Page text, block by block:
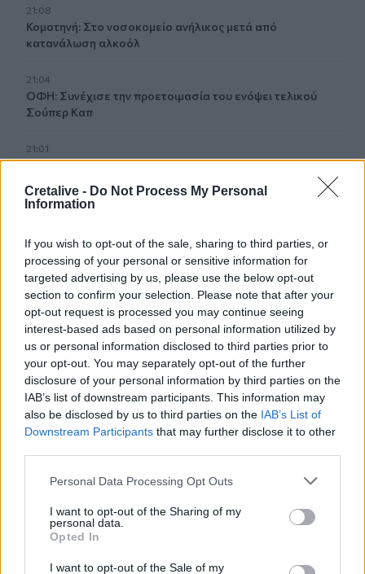
Cretalive - Do Not Process My Personal
Information
If you wish to opt-out of the sale, sharing to third parties, or
processing of your personal or sensitive information for
targeted advertising by us, please use the below opt-out
section to confirm your selection. Please note that after your
opt-out request is processed you may continue seeing
interest-based ads based on personal information utilized by
us or personal information disclosed to third parties prior to
your opt-out. You may separately opt-out of the further
disclosure of your personal information by third parties on the
IAB’s list of downstream participants. This information may
also be disclosed by us to third parties on the IAB’s List of
Downstream Participants that may further disclose it to other
Personal Data Processing Opt Outs
I want to opt-out of the Sharing of my
personal data.
Opted In
I want to opt-out of the Sale of my
21:08
Κομοτηνή: Στο νοσοκομείο ανήλικος μετά από
κατανάλωση αλκοόλ
21:04
ΟΦΗ: Συνέχισε την προετοιμασία του ενόψει τελικού
Σούπερ Καπ
21:01
Νεκρός ανασύρθηκε 43χρονος από τη θάλασσα ανάμεσα
(09/08) στην Κρήτη – Red Code για πυρκαγιές στο νησί
20:41
Το συγκινητικό αντίο της Μπαρτσελόνα στον πατέρα του
Μέσι
Ταϊλάνδη: Η στιγμή που ο 14χρονος ανοίγει πυρ και
σκορπάει τον θάνατο σε σχολείο - Σοκαριστικό βίντεο
20:20
Η Χαμάς δηλώνει εκ νέου έτοιμη να εφαρμόσει το σχέδιο
των ΗΠΑ για τη Γάζα
ΠΕΡΙΣΣΟΤΕΡΑ